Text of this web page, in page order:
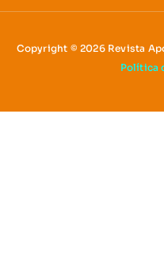
Copyright © 2026 Revista
Política